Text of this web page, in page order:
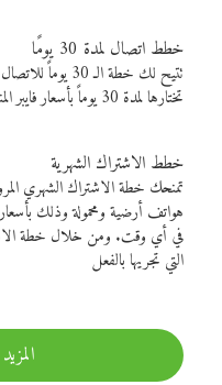
خطط اتصال لمدة 30 يومًا
تتيح لك خطة الـ
تختارها لمدة 30 يوماً بأسعار فايبر المنخفضة.
خطط الاشتراك الشهرية
تمنحك خطة الاشتراك الشهري
هواتف أرضية ومحمولة وذلك
في أي وقت. ومن خلال خطة
التي تجريها بالفعل